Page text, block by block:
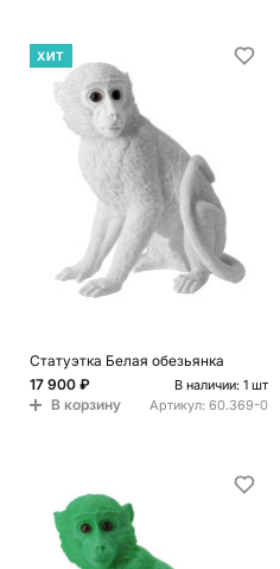
ХИТ
Статуэтка Белая обезьянка
17 900 ₽
В наличии: 1 шт
В корзину Артикул: 60.369-0